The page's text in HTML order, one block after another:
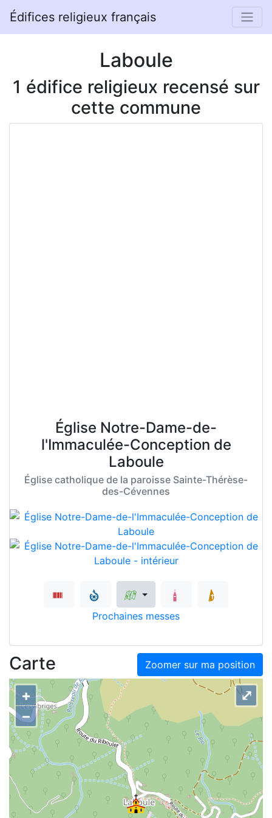
Édifices religieux français
Laboule
1 édifice religieux recensé sur
cette commune
Église Notre-Dame-de-
l'Immaculée-Conception de
Laboule
Église catholique de la paroisse Sainte-Thérèse-
des-Cévennes
Prochaines messes
Zoomer sur ma position
Carte
+
–
⤢